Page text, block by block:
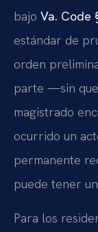
bajo Va. Code
estándar de
orden
parte —sin
magistrado
ocurrido un
permanente
puede tener
Para los